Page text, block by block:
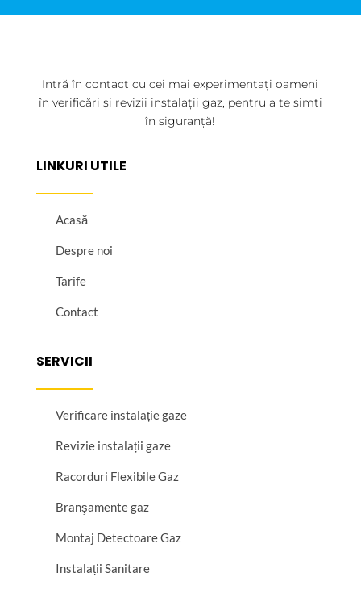
Intră în contact cu cei mai experimentați oameni
în verificări și revizii instalații gaz, pentru a te simți
în siguranță!
LINKURI UTILE
Acasă
Despre noi
Tarife
Contact
SERVICII
Verificare instalație gaze
Revizie instalații gaze
Racorduri Flexibile Gaz
Branşamente gaz
Montaj Detectoare Gaz
Instalații Sanitare